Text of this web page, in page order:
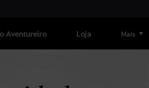
Aventureiro Loja Mais